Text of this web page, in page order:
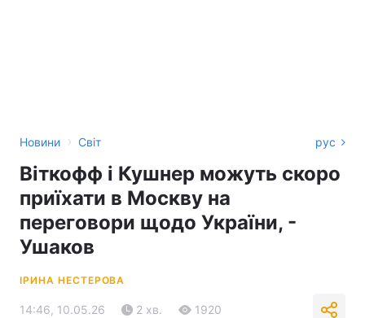
Новини › Світ рус
Віткофф і Кушнер можуть скоро
приїхати в Москву на
переговори щодо України, -
Ушаков
ІРИНА НЕСТЕРОВА
14:46, 10.05.26 2 хв. 1920